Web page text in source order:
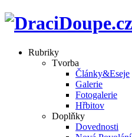
Rubriky
Tvorba
Články&Eseje
Galerie
Fotogalerie
Hřbitov
Doplňky
Dovednosti